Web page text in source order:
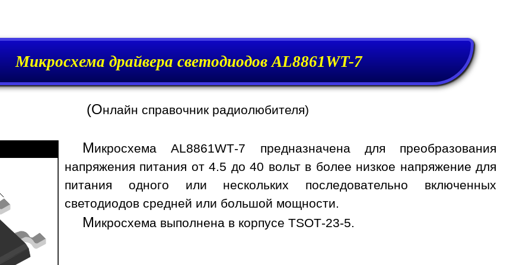
Микросхема драйвера светодиодов AL8861WT-7
(Онлайн справочник радиолюбителя)
Микросхема AL8861WT-7 предназначена для преобразования
напряжения питания от 4.5 до 40 вольт в более низкое напряжение для
питания одного или нескольких последовательно включенных
светодиодов средней или большой мощности.
Микросхема выполнена в корпусе TSOT-23-5.